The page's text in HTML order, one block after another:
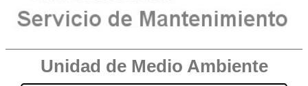
Unidad de Medio Ambiente